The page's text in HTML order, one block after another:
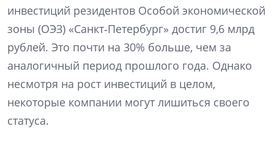
инвестиций резидентов Особой экономической
зоны (ОЭЗ) «Санкт‑Петербург» достиг 9,6 млрд
рублей. Это почти на 30% больше, чем за
аналогичный период прошлого года. Однако
несмотря на рост инвестиций в целом,
некоторые компании могут лишиться своего
статуса.